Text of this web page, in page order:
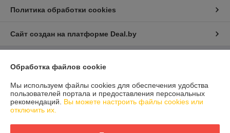
Политика обработки cookies
Сайт создан на платформе Deal.by
Информация для покупателя
Юридическое лицо:ООО "Айлер Трейд"
г. Минск, ул. Скрыганова 6/2-23, комн. 2120 1ый этаж
Регистрационный номер ЕГР: 192611529
УНП: 192611529
Обработка файлов cookie
Мы используем файлы cookies для обеспечения удобства
пользователей портала и предоставления персональных
рекомендаций. Вы можете настроить файлы cookies или
отключить их.